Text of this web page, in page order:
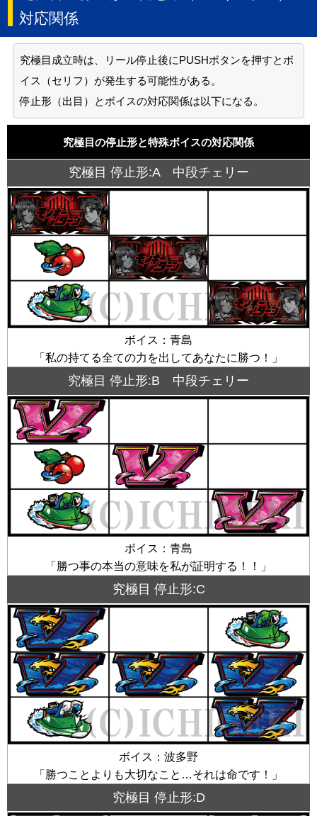
対応関係
究極目成立時は、リール停止後にPUSHボタンを押すとボ
イス（セリフ）が発生する可能性がある。
停止形（出目）とボイスの対応関係は以下になる。
究極目の停止形と特殊ボイスの対応関係
究極目 停止形:A 中段チェリー
ボイス：青島
「私の持てる全ての力を出してあなたに勝つ！」
究極目 停止形:B 中段チェリー
ボイス：青島
「勝つ事の本当の意味を私が証明する！！」
究極目 停止形:C
ボイス：波多野
「勝つことよりも大切なこと…それは命です！」
究極目 停止形:D